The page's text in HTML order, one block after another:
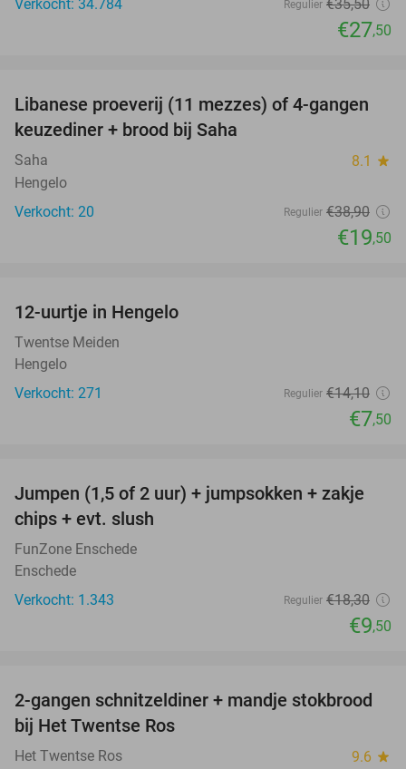
Verkocht: 34.784 Regulier €35,50
€27,50
50%
Libanese proeverij (11 mezzes) of 4-gangen
keuzediner + brood bij Saha
Saha 8.1 star
Hengelo
Verkocht: 20
Regulier €38,90
€19,50
12-uurtje in Hengelo
Twentse Meiden
Hengelo
Verkocht: 271
Regulier €14,10
€7,50
48%
Jumpen (1,5 of 2 uur) + jumpsokken + zakje
chips + evt. slush
FunZone Enschede
Enschede
Verkocht: 1.343
Regulier €18,30
€9,50
41%
2-gangen schnitzeldiner + mandje stokbrood
bij Het Twentse Ros
Het Twentse Ros 9.6 star